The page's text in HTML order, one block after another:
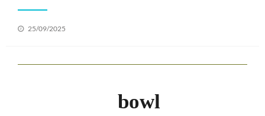
Posted
25/09/2025
bowl